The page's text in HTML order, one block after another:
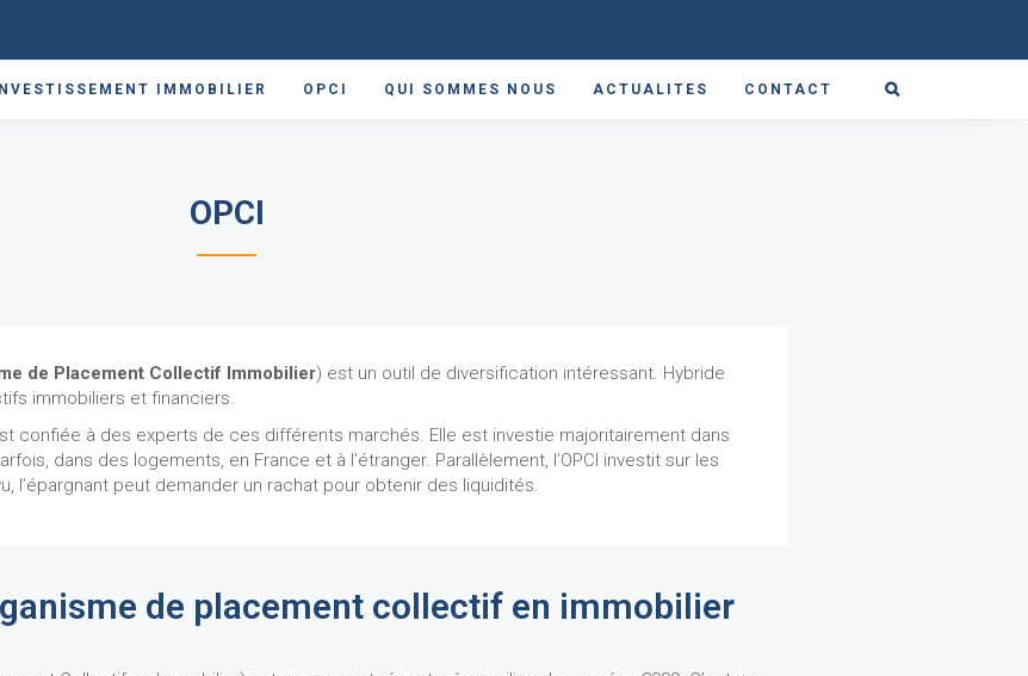
INVESTISSEMENT IMMOBILIER OPCI QUI SOMMES NOUS ACTUALITES CONTACT
OPCI
de Placement Collectif Immobilier) est un outil de diversification intéressant. Hybride
immobiliers et financiers.
confiée à des experts de ces différents marchés. Elle est investie majoritairement dans
dans des logements, en France et à l’étranger. Parallèlement, l’OPCI investit sur les
l’épargnant peut demander un rachat pour obtenir des liquidités.
de placement collectif en immobilier